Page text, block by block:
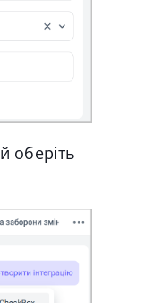
й оберіть